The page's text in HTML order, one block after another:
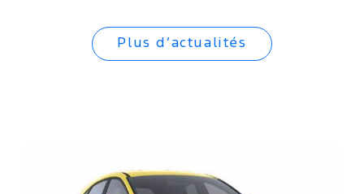
Plus d’actualités